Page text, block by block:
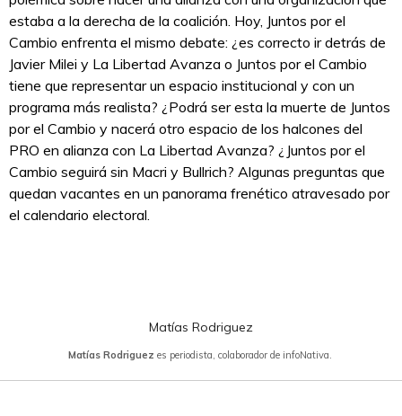
estaba a la derecha de la coalición. Hoy, Juntos por el
Cambio enfrenta el mismo debate: ¿es correcto ir detrás de
Javier Milei y La Libertad Avanza o Juntos por el Cambio
tiene que representar un espacio institucional y con un
programa más realista? ¿Podrá ser esta la muerte de Juntos
por el Cambio y nacerá otro espacio de los halcones del
PRO en alianza con La Libertad Avanza? ¿Juntos por el
Cambio seguirá sin Macri y Bullrich? Algunas preguntas que
quedan vacantes en un panorama frenético atravesado por
el calendario electoral.
Matías Rodriguez
Matías Rodriguez es periodista, colaborador de infoNativa.